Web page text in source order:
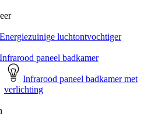
Energiezuinige luchtontvochtiger
Infrarood paneel badkamer
Infrarood paneel badkamer met
verlichting